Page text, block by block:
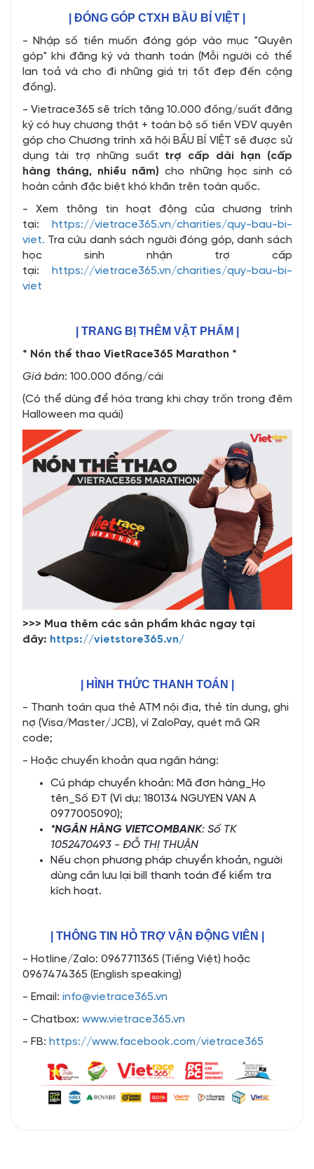
| ĐÓNG GÓP CTXH BẦU BÍ VIỆT |
- Nhập số tiền muốn đóng góp vào mục "Quyên
góp" khi đăng ký và thanh toán (Mỗi người có thể
lan toả và cho đi những giá trị tốt đẹp đến cộng
đồng).
- Vietrace365 sẽ trích tặng 10.000 đồng/suất đăng
ký có huy chương thật + toàn bộ số tiền VĐV quyên
góp cho Chương trình xã hội BẦU BÍ VIỆT sẽ được sử
dụng tài trợ những suất trợ cấp dài hạn (cấp
hàng tháng, nhiều năm) cho những học sinh có
hoàn cảnh đặc biệt khó khăn trên toàn quốc.
- Xem thông tin hoạt động của chương trình
tại:
https://vietrace365.vn/charities/quy-bau-bi-
viet. Tra cứu danh sách người đóng góp, danh sách
học sinh nhận trợ cấp
tại:
https://vietrace365.vn/charities/quy-bau-bi-
viet
| TRANG BỊ THÊM VẬT PHẨM |
* Nón thể thao VietRace365 Marathon *
Giá bán: 100.000 đồng/cái
(Có thể dùng để hóa trang khi chạy trốn trong đêm
Halloween ma quái)
>>> Mua thêm các sản phẩm khác ngay tại
đây: https://vietstore365.vn/
| HÌNH THỨC THANH TOÁN |
- Thanh toán qua thẻ ATM nội địa, thẻ tín dụng, ghi
nợ (Visa/Master/JCB), ví ZaloPay, quét mã QR
code;
- Hoặc chuyển khoản qua ngân hàng:
Cú pháp chuyển khoản: Mã đơn hàng_Họ
tên_Số ĐT (Ví dụ: 180134 NGUYEN VAN A
0977005090);
*NGÂN HÀNG VIETCOMBANK: Số TK
1052470493 - ĐỖ THỊ THUẬN
Nếu chọn phương pháp chuyển khoản, người
dùng cần lưu lại bill thanh toán để kiểm tra
kích hoạt.
| THÔNG TIN HỖ TRỢ VẬN ĐỘNG VIÊN |
- Hotline/Zalo: 0967711365 (Tiếng Việt) hoặc
0967474365 (English speaking)
- Email: info@vietrace365.vn
- Chatbox: www.vietrace365.vn
- FB: https://www.facebook.com/vietrace365